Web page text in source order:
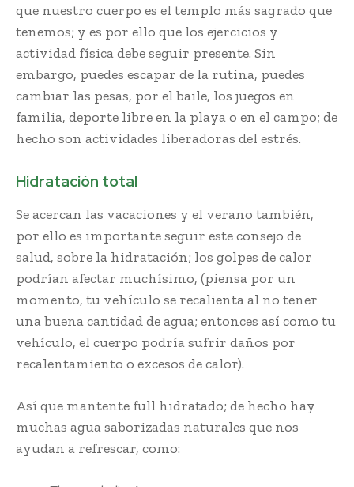
que nuestro cuerpo es el templo más sagrado que
tenemos; y es por ello que los ejercicios y
actividad física debe seguir presente. Sin
embargo, puedes escapar de la rutina, puedes
cambiar las pesas, por el baile, los juegos en
familia, deporte libre en la playa o en el campo; de
hecho son actividades liberadoras del estrés.
Hidratación total
Se acercan las vacaciones y el verano también,
por ello es importante seguir este consejo de
salud, sobre la hidratación; los golpes de calor
podrían afectar muchísimo, (piensa por un
momento, tu vehículo se recalienta al no tener
una buena cantidad de agua; entonces así como tu
vehículo, el cuerpo podría sufrir daños por
recalentamiento o excesos de calor).
Así que mantente full hidratado; de hecho hay
muchas agua saborizadas naturales que nos
ayudan a refrescar, como: